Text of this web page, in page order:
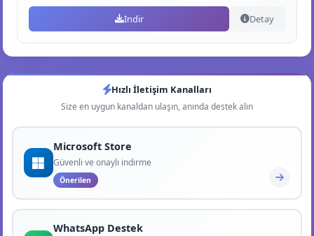
İndir Detay
Hızlı İletişim Kanalları
Size en uygun kanaldan ulaşın, anında destek alın
Microsoft Store
Güvenli ve onaylı indirme
Önerilen
WhatsApp Destek